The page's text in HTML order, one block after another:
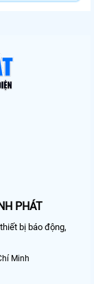
PHÁT
bị báo động,
Minh